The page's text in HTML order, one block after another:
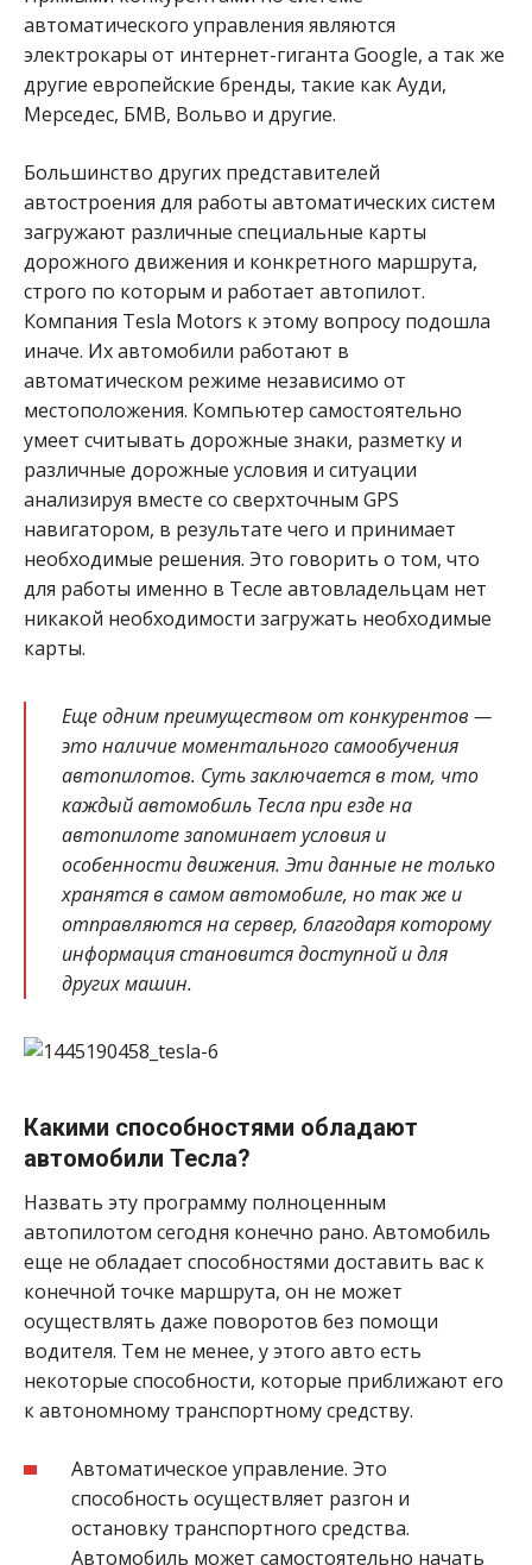
автоматического управления являются
электрокары от интернет-гиганта Google, а так же
другие европейские бренды, такие как Ауди,
Мерседес, БМВ, Вольво и другие.
Большинство других представителей
автостроения для работы автоматических систем
загружают различные специальные карты
дорожного движения и конкретного маршрута,
строго по которым и работает автопилот.
Компания Tesla Motors к этому вопросу подошла
иначе. Их автомобили работают в
автоматическом режиме независимо от
местоположения. Компьютер самостоятельно
умеет считывать дорожные знаки, разметку и
различные дорожные условия и ситуации
анализируя вместе со сверхточным GPS
навигатором, в результате чего и принимает
необходимые решения. Это говорить о том, что
для работы именно в Тесле автовладельцам нет
никакой необходимости загружать необходимые
карты.
Еще одним преимуществом от конкурентов —
это наличие моментального самообучения
автопилотов. Суть заключается в том, что
каждый автомобиль Тесла при езде на
автопилоте запоминает условия и
особенности движения. Эти данные не только
хранятся в самом автомобиле, но так же и
отправляются на сервер, благодаря которому
информация становится доступной и для
других машин.
Какими способностями обладают
автомобили Тесла?
Назвать эту программу полноценным
автопилотом сегодня конечно рано. Автомобиль
еще не обладает способностями доставить вас к
конечной точке маршрута, он не может
осуществлять даже поворотов без помощи
водителя. Тем не менее, у этого авто есть
некоторые способности, которые приближают его
к автономному транспортному средству.
Автоматическое управление. Это
способность осуществляет разгон и
остановку транспортного средства.
Автомобиль может самостоятельно начать